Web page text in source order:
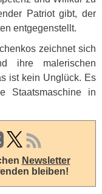
Patriot gibt, der
entgegenstellt.
zeichnet sich
ihre malerischen
ist kein Unglück. Es
Staatsmaschine in
Newsletter
bleiben!